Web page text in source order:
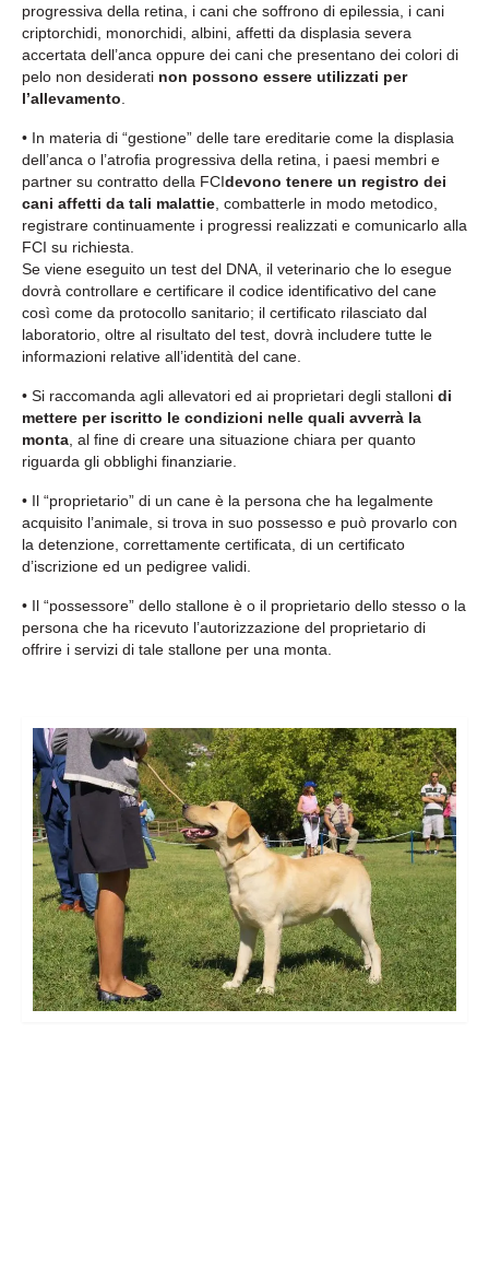
progressiva della retina, i cani che soffrono di epilessia, i cani
criptorchidi, monorchidi, albini, affetti da displasia severa
accertata dell’anca oppure dei cani che presentano dei colori di
pelo non desiderati non possono essere utilizzati per
l’allevamento.
• In materia di “gestione” delle tare ereditarie come la displasia
dell’anca o l’atrofia progressiva della retina, i paesi membri e
partner su contratto della FCIdevono tenere un registro dei
cani affetti da tali malattie, combatterle in modo metodico,
registrare continuamente i progressi realizzati e comunicarlo alla
FCI su richiesta.
Se viene eseguito un test del DNA, il veterinario che lo esegue
dovrà controllare e certificare il codice identificativo del cane
così come da protocollo sanitario; il certificato rilasciato dal
laboratorio, oltre al risultato del test, dovrà includere tutte le
informazioni relative all’identità del cane.
• Si raccomanda agli allevatori ed ai proprietari degli stalloni di
mettere per iscritto le condizioni nelle quali avverrà la
monta, al fine di creare una situazione chiara per quanto
riguarda gli obblighi finanziarie.
• Il “proprietario” di un cane è la persona che ha legalmente
acquisito l’animale, si trova in suo possesso e può provarlo con
la detenzione, correttamente certificata, di un certificato
d’iscrizione ed un pedigree validi.
• Il “possessore” dello stallone è o il proprietario dello stesso o la
persona che ha ricevuto l’autorizzazione del proprietario di
offrire i servizi di tale stallone per una monta.